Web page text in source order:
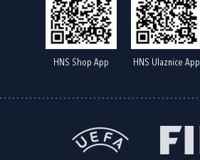
HNS Shop App HNS Ulaznice App